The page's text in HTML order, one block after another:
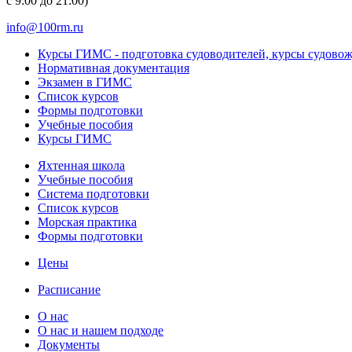
info@100rm.ru
Курсы ГИМС - подготовка судоводителей, курсы
Нормативная документация
Экзамен в ГИМС
Список курсов
Формы подготовки
Учебные пособия
Курсы ГИМС
Яхтенная школа
Учебные пособия
Cистема подготовки
Список курсов
Морская практика
Формы подготовки
Цены
Расписание
О нас
О нас и нашем подходе
Документы